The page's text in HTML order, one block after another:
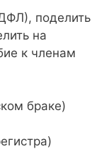
поделить
на
к членам
браке)